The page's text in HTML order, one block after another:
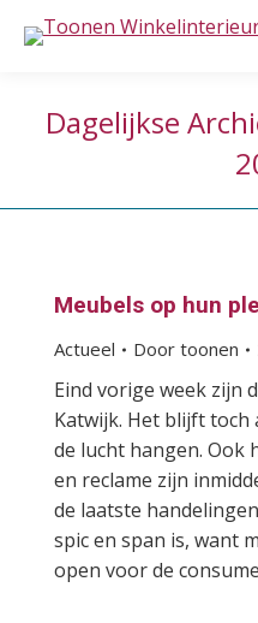
Dagelijkse
Meubels op hun
Actueel Door toonen
Eind vorige week zijn
Katwijk. Het blijft toch
de lucht hangen. Ook
en reclame zijn
de laatste
spic en span is, want
open voor de